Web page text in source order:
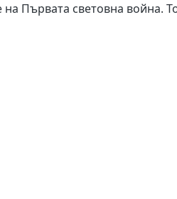
Първата световна война.